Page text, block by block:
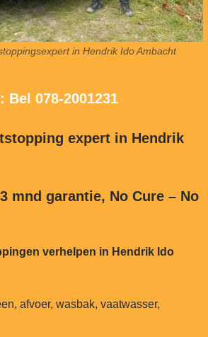
in Hendrik Ido Ambacht
Bel 078-2001231
expert in Hendrik
mnd garantie, No Cure – No
verhelpen in Hendrik Ido
afvoer, wasbak, vaatwasser,